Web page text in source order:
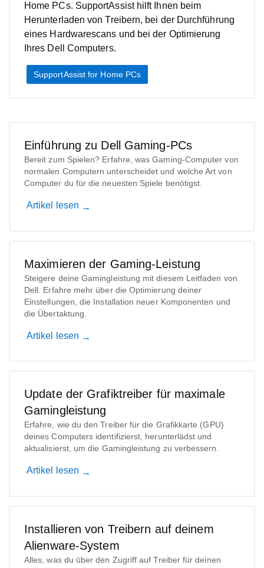
Home PCs. SupportAssist hilft Ihnen beim
Herunterladen von Treibern, bei der Durchführung
eines Hardwarescans und bei der Optimierung
Ihres Dell Computers.
SupportAssist for Home PCs
Einführung zu Dell Gaming-PCs
Bereit zum Spielen? Erfahre, was Gaming-Computer von
normalen Computern unterscheidet und welche Art von
Computer du für die neuesten Spiele benötigst.
Artikel lesen
Maximieren der Gaming-Leistung
Steigere deine Gamingleistung mit diesem Leitfaden von
Dell. Erfahre mehr über die Optimierung deiner
Einstellungen, die Installation neuer Komponenten und
die Übertaktung.
Artikel lesen
Update der Grafiktreiber für maximale
Gamingleistung
Erfahre, wie du den Treiber für die Grafikkarte (GPU)
deines Computers identifizierst, herunterlädst und
aktualisierst, um die Gamingleistung zu verbessern.
Artikel lesen
Installieren von Treibern auf deinem
Alienware-System
Alles, was du über den Zugriff auf Treiber für deinen